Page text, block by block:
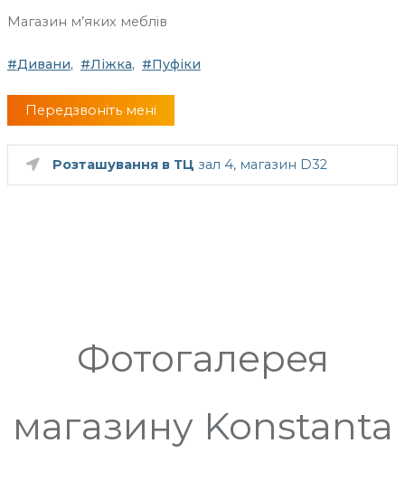
Магазин м’яких меблів
Дивани Ліжка Пуфіки
Передзвоніть мені
Розташування в ТЦ зал 4, магазин D32
Фотогалерея
магазину Konstanta